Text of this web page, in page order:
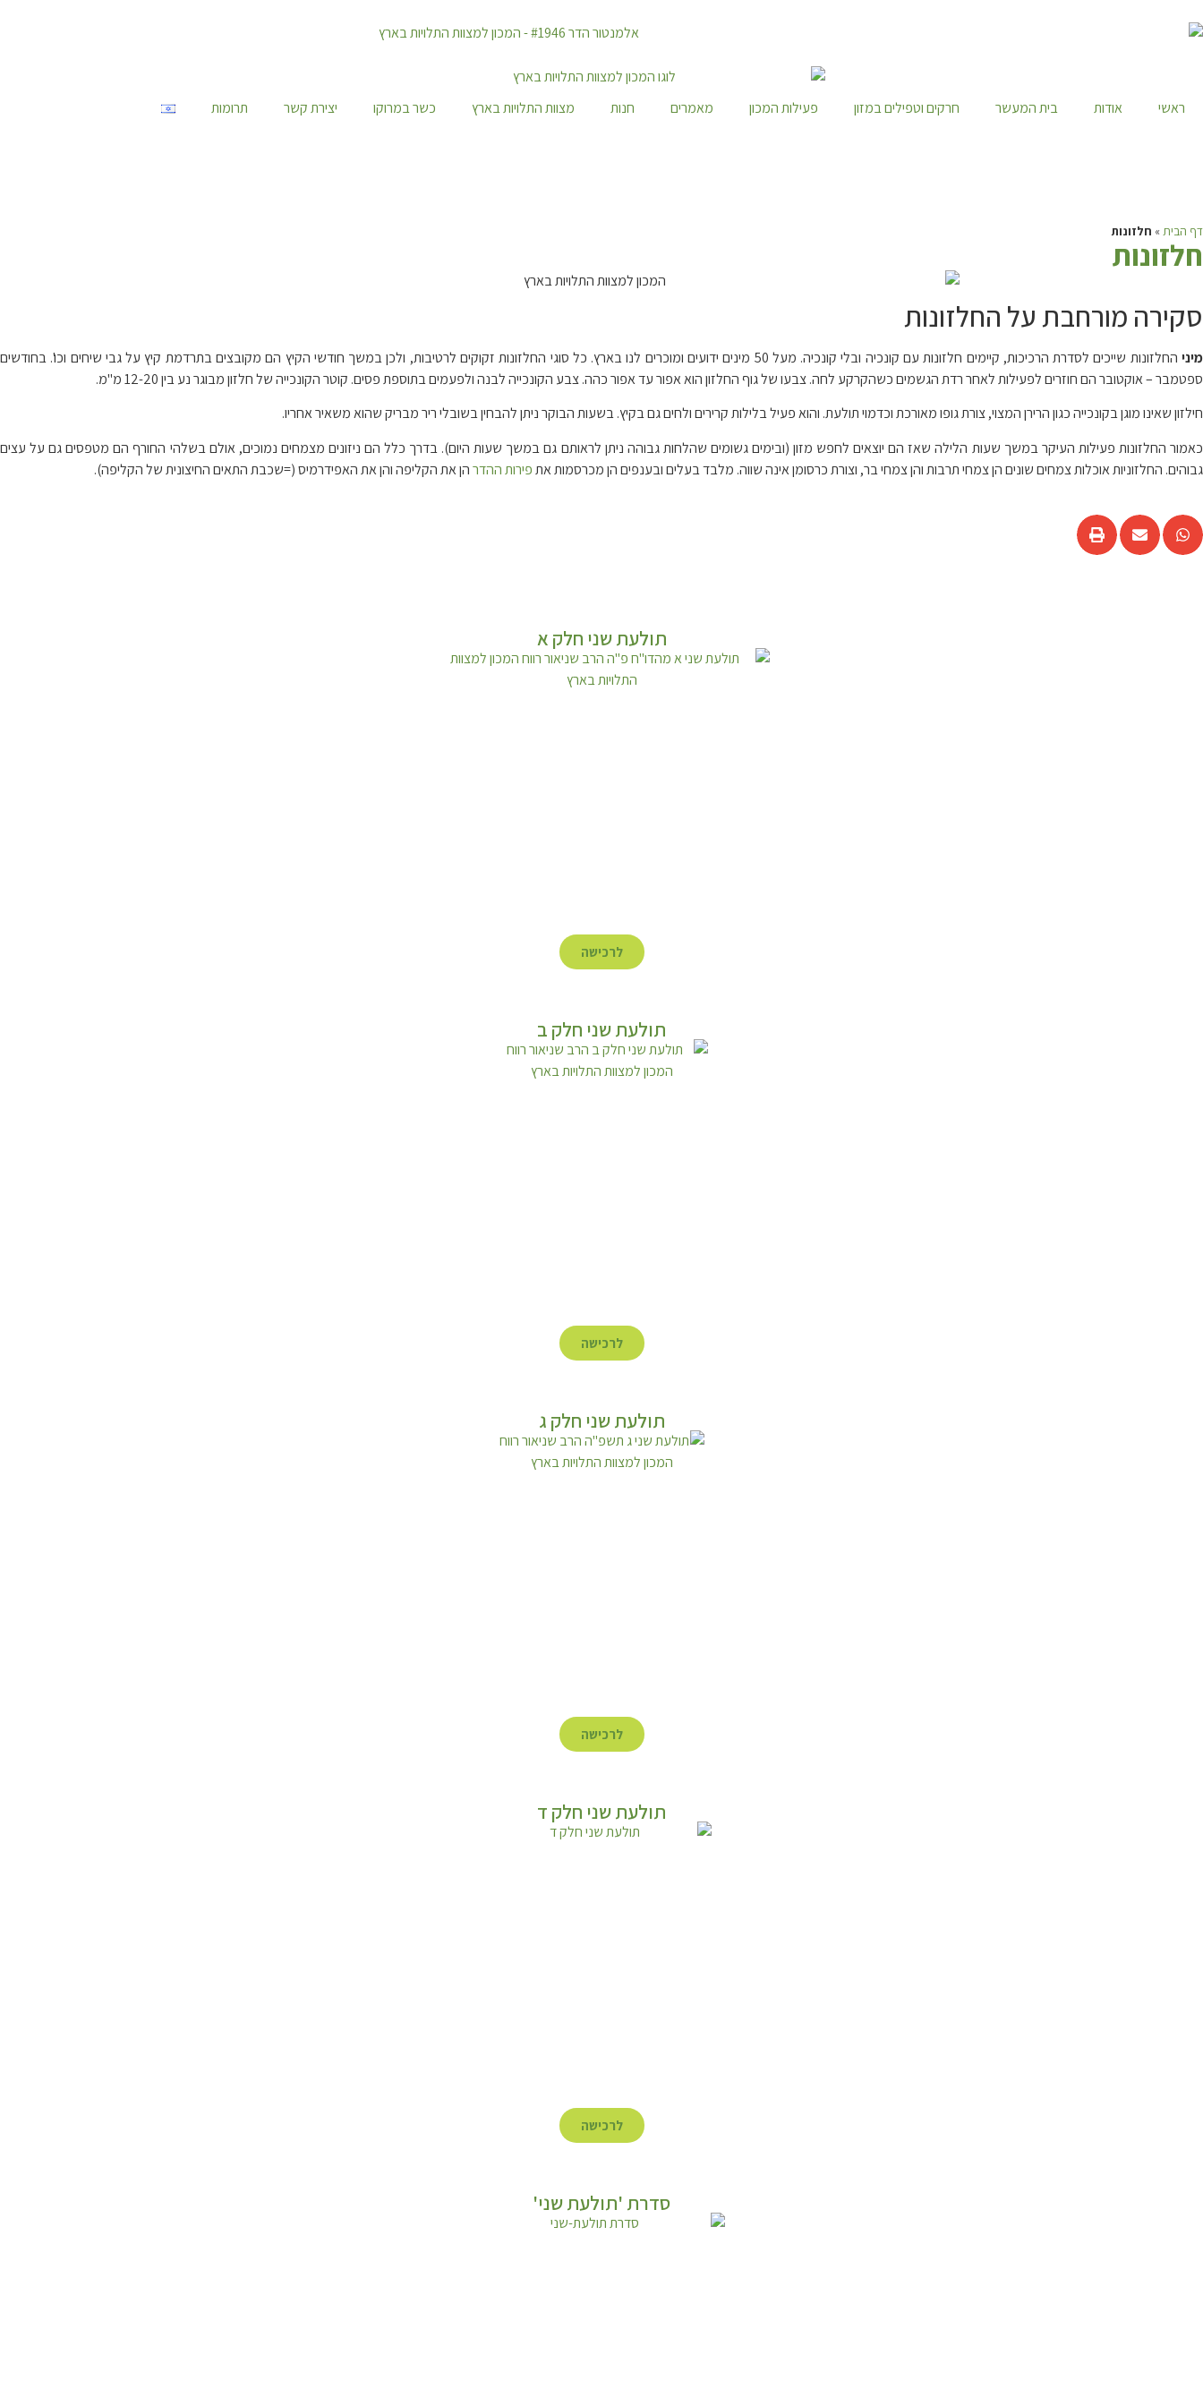
ראשי אודות בית המעשר חרקים וטפילים במזון פעילות המכון מאמרים חנות מצוות התלויות בארץ כשר במרוקו יצירת קשר תרומות
דף הבית » חלזונות
חלזונות
סקירה מורחבת על החלזונות
מיני
החלזונות שייכים לסדרת הרכיכות, קיימים חלזונות עם קונכיה ובלי קונכיה. מעל 50 מינים ידועים ומוכרים לנו בארץ. כל סוגי החלזונות זקוקים לרטיבות, ולכן במשך חודשי הקיץ הם מקובצים בתרדמת קיץ על גבי שיחים וכו'. בחודשים
ספטמבר – אוקטובר הם חוזרים לפעילות לאחר רדת הגשמים כשהקרקע לחה. צבעו של גוף החלזון הוא אפור עד אפור כהה. צבע הקונכייה לבנה ולפעמים בתוספת פסים. קוטר הקונכייה של חלזון מבוגר נע בין 12-20 מ"מ.
חילזון שאינו מוגן בקונכייה כגון הרירן המצוי, צורת גופו מאורכת וכדמוי תולעת. והוא פעיל בלילות קרירים ולחים גם בקיץ. בשעות הבוקר ניתן להבחין בשובלי ריר מבריק שהוא משאיר אחריו.
כאמור החלזונות פעילות העיקר במשך שעות הלילה שאז הם יוצאים לחפש מזון (ובימים גשומים שהלחות גבוהה ניתן לראותם גם במשך שעות היום). בדרך כלל הם ניזונים מצמחים נמוכים, אולם בשלהי החורף הם מטפסים גם על עצים
גבוהים. החלזוניות אוכלות צמחים שונים הן צמחי תרבות והן צמחי בר, וצורת כרסומן אינה שווה. מלבד בעלים ובענפים הן מכרסמות אתפירות ההדרהן את הקליפה והן את האפידרמיס (=שכבת התאים החיצונית של הקליפה).
תולעת שני חלק א
לרכישה
תולעת שני חלק ב
לרכישה
תולעת שני חלק ג
לרכישה
תולעת שני חלק ד
לרכישה
סדרת 'תולעת שני'